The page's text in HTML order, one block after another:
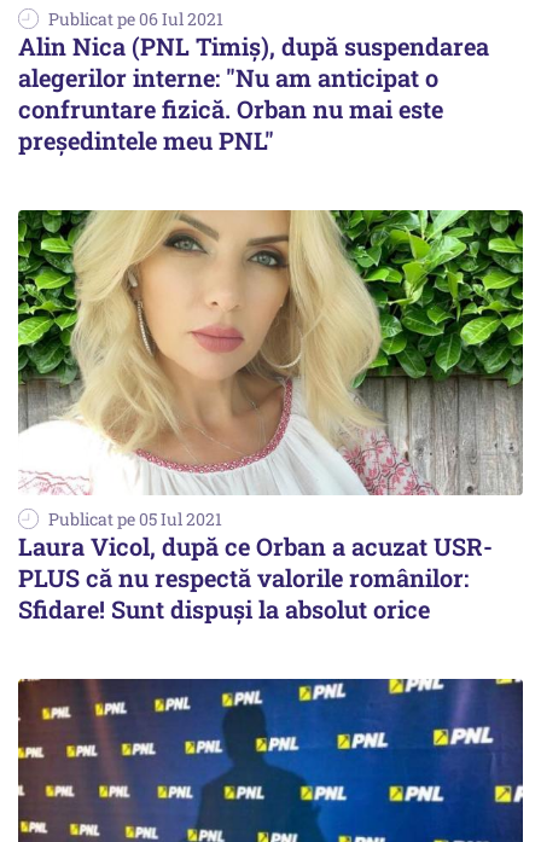
Publicat pe 06 Iul 2021
Alin Nica (PNL Timiş), după suspendarea
alegerilor interne: "Nu am anticipat o
confruntare fizică. Orban nu mai este
preşedintele meu PNL"
Publicat pe 05 Iul 2021
Laura Vicol, după ce Orban a acuzat USR-
PLUS că nu respectă valorile românilor:
Sfidare! Sunt dispuși la absolut orice